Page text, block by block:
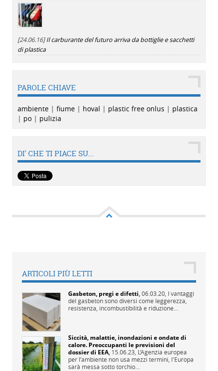
[24.06.16]Il carburante del futuro arriva da bottiglie e sacchetti
di plastica
PAROLE CHIAVE
ambiente | fiume | hoval | plastic free onlus | plastica
| po | pulizia
DI' CHE TI PIACE SU...
ARTICOLI PIÙ LETTI
Gasbeton, pregi e difetti,06.03.20, I vantaggi
del gasbeton sono diversi come leggerezza,
resistenza, incombustibilità e riduzione...
Siccità, malattie, inondazioni e ondate di
calore. Preoccupanti le previsioni del
dossier di EEA, 15.06.23, L’Agenzia europea
per l’ambiente non usa mezzi termini, l'Europa
sarà messa sotto torchio...